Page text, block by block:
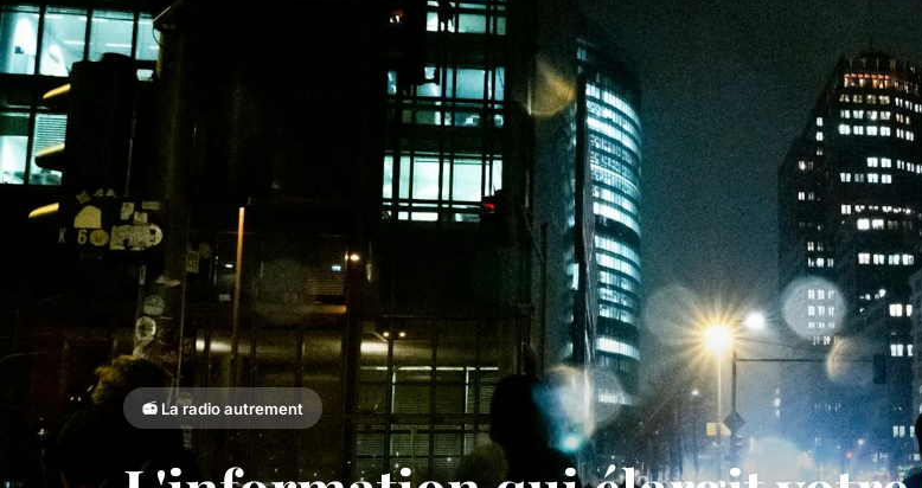
📻 La radio autrement